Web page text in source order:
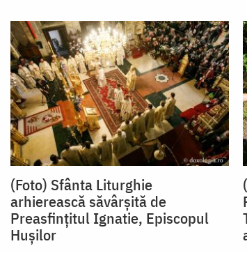
(Foto) Sfânta Liturghie
arhierească săvârșită de
Preasfințitul Ignatie, Episcopul
Hușilor